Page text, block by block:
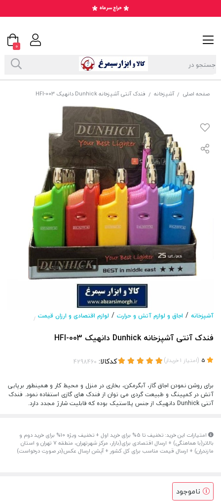
صفحه اصلی / آشپزخانه / فندک آنتی آشپزخانه Dunhick دانهیک HFI-003
آشپزخانه / اجاق و لوازم آتش و حرارت / لوازم اقتصادی و ارزان قیمت /
فندک آنتی آشپزخانه Dunhick دانهیک HFI-003
(امتیاز 1خریدار) کدکالا:
برای روشن نمودن اجاق گاز، آبگرمکن، بخاری در منزل و محیط کار و همینطور برپایی
آتش در کمپینگ و طبیعت گردی می توان از فندک های گازی استفاده نمود. فندک
آنتی Dunhick دانهیک از جنس پلاستیک بوده که قابلیت شارژ مجدد دارد.
امتیازات این خرید: تخفیف تا 5% برای خرید اول + تخفیف ویژه 10% برای خرید دوم و
بالاتر(با هماهنگی) + ارسال اقتصادی برای(بازار، مرکز شهرتهران، منطقه 7 تهران و استان
مازندران) + ارسال قیمت مناسب برای کل کشور + آپشن ارسال عکس(در صورت درخواست)
ناموجود
0